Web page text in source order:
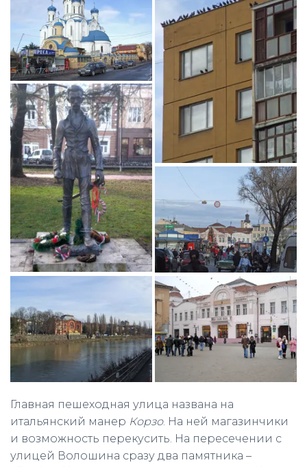
Главная пешеходная улица названа на
итальянский манер Корзо. На ней магазинчики
и возможность перекусить. На пересечении с
улицей Волошина сразу два памятника –